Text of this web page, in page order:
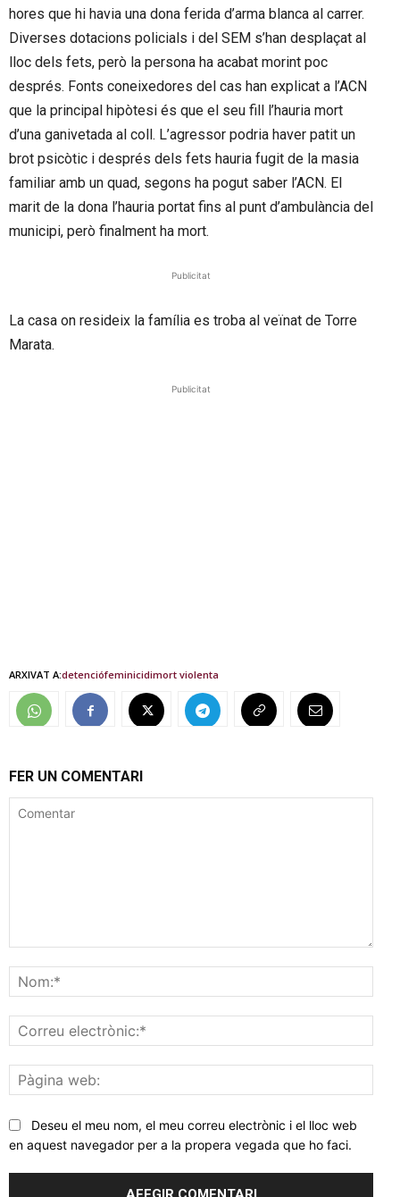
hores que hi havia una dona ferida d’arma blanca al carrer.
Diverses dotacions policials i del SEM s’han desplaçat al
lloc dels fets, però la persona ha acabat morint poc
després. Fonts coneixedores del cas han explicat a l’ACN
que la principal hipòtesi és que el seu fill l’hauria mort
d’una ganivetada al coll. L’agressor podria haver patit un
brot psicòtic i després dels fets hauria fugit de la masia
familiar amb un quad, segons ha pogut saber l’ACN. El
marit de la dona l’hauria portat fins al punt d’ambulància del
municipi, però finalment ha mort.
Publicitat
La casa on resideix la família es troba al veïnat de Torre
Marata.
Publicitat
ARXIVAT A:detenciófeminicidimort violenta
FER UN COMENTARI
web:
Deseu el meu nom, el meu correu electrònic i el lloc web
en aquest navegador per a la propera vegada que ho faci.